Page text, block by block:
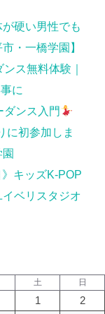
硬い男性でも
・一橋学園】
ス無料体験｜
に
ダンス入門
に初参加しま
キッズK-POP
ベリスタジオ
土 日
1
2